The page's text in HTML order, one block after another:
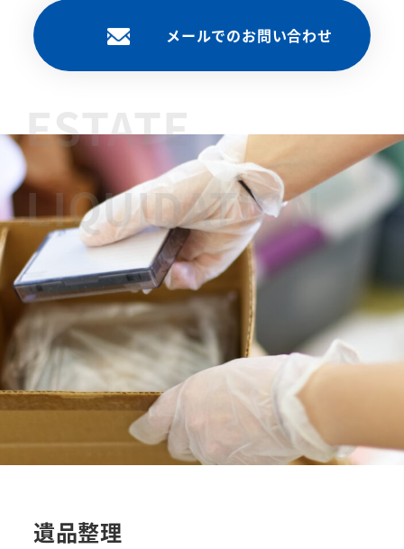
メールでのお問い合わせ
ン
ESTATE
LIQUIDATION
遺品整理